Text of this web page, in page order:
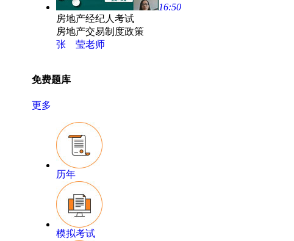
16:50
房地产经纪人考试
房地产交易制度政策
张 莹老师
免费题库
更多
历年
模拟考试